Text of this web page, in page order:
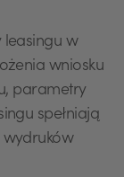
leasingu w
wniosku
parametry
spełniają